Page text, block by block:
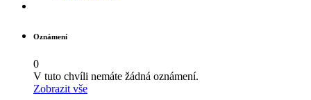
Oznámení
0
V tuto chvíli nemáte žádná oznámení.
Zobrazit vše